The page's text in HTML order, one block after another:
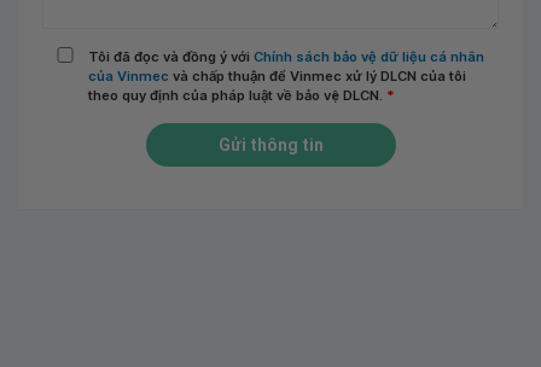
Tôi đã đọc và đồng ý với Chính sách bảo vệ dữ liệu cá nhân
của Vinmec và chấp thuận để Vinmec xử lý DLCN của tôi
theo quy định của pháp luật về bảo vệ DLCN. *
Gửi thông tin